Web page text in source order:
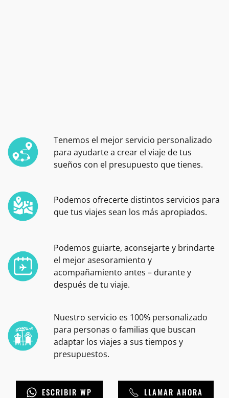
Tenemos el mejor servicio personalizado
para ayudarte a crear el viaje de tus
sueños con el presupuesto que tienes.
Podemos ofrecerte distintos servicios para
que tus viajes sean los más apropiados.
Podemos guiarte, aconsejarte y brindarte
el mejor asesoramiento y
acompañamiento antes – durante y
después de tu viaje.
Nuestro servicio es 100% personalizado
para personas o familias que buscan
adaptar los viajes a sus tiempos y
presupuestos.
ESCRIBIR WP LLAMAR AHORA